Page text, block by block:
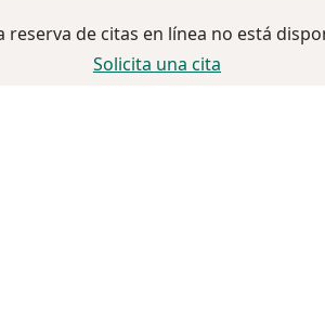
reserva de citas en línea no está
Solicita una cita